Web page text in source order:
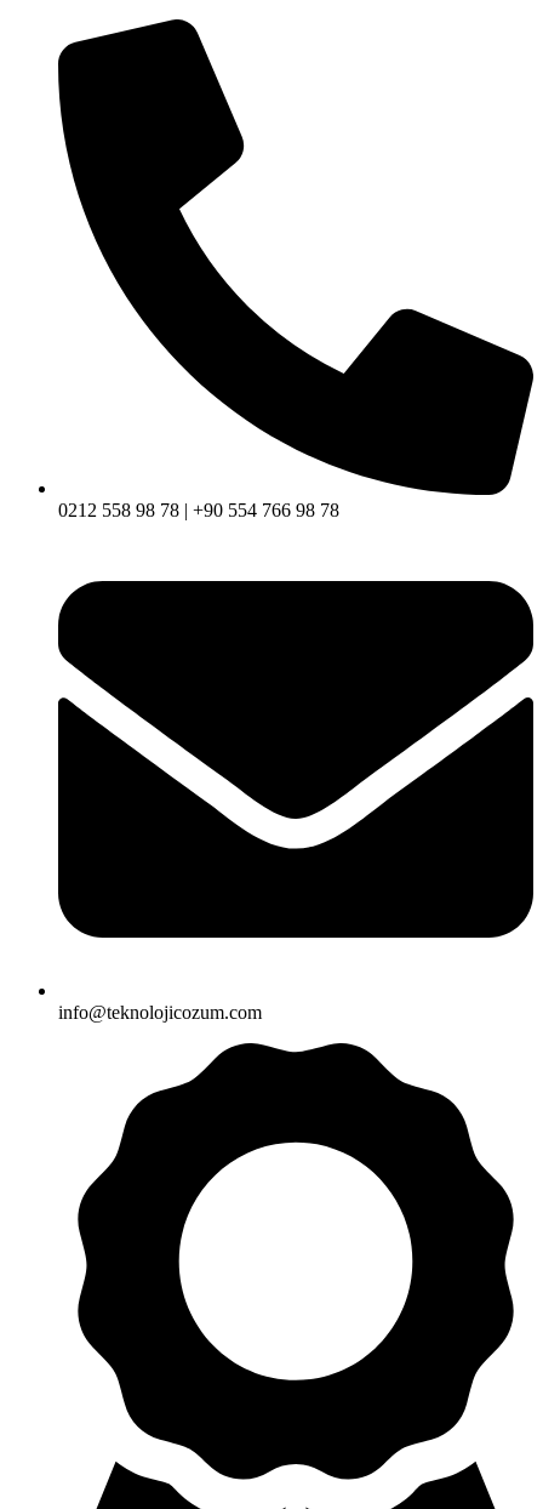
0212 558 98 78 | +90 554 766 98 78
info@teknolojicozum.com